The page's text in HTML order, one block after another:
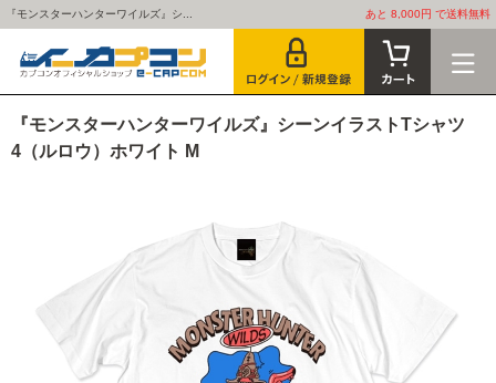
『モンスターハンターワイルズ』シ... あと 8,000円 で送料無料
『モンスターハンターワイルズ』シーンイラストTシャツ
4（ルロウ）ホワイト M